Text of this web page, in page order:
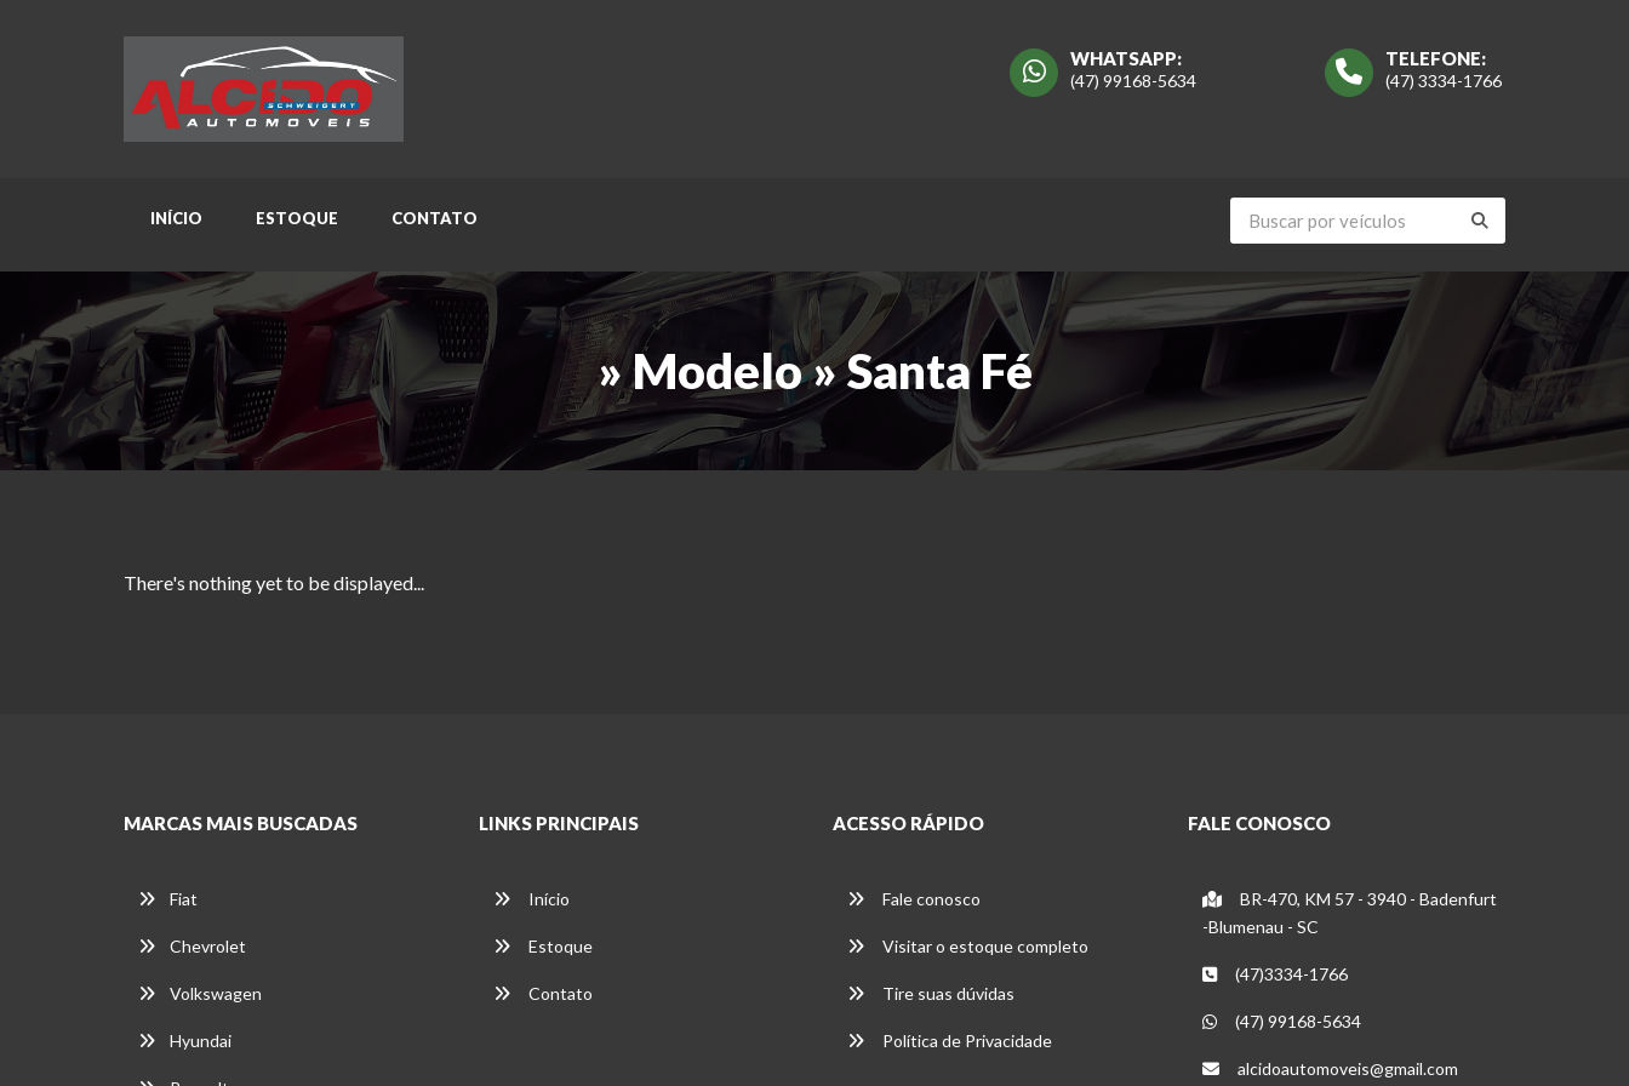
TELEFONE:
(47) 3334-1766
WHATSAPP:
(47) 99168-5634
INÍCIO ESTOQUE CONTATO
» Modelo » Santa Fé
There's nothing yet to be displayed...
MARCAS MAIS BUSCADAS
Fiat
Chevrolet
Volkswagen
Hyundai
LINKS PRINCIPAIS
Início
Estoque
Contato
ACESSO RÁPIDO
Fale conosco
Visitar o estoque completo
Tire suas dúvidas
Política de Privacidade
FALE CONOSCO
BR-470, KM 57 - 3940 - Badenfurt
-Blumenau - SC
(47)3334-1766
(47) 99168-5634
alcidoautomoveis@gmail.com